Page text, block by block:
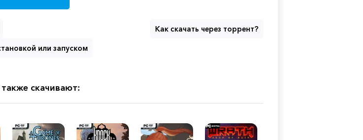
Как скачать через торрент?
или запуском
скачивают: